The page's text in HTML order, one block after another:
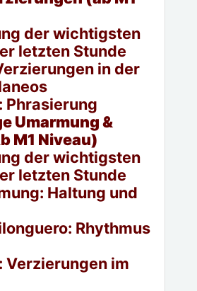
der wichtigsten
letzten Stunde
in der
Phrasierung
Umarmung &
M1 Niveau)
der wichtigsten
letzten Stunde
Haltung und
Rhythmus
im